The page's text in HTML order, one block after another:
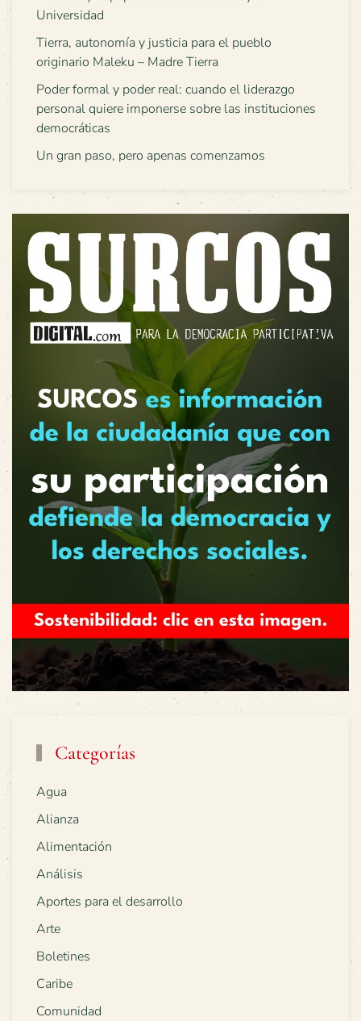
Universidad
Tierra, autonomía y justicia para el pueblo
originario Maleku – Madre Tierra
Poder formal y poder real: cuando el liderazgo
personal quiere imponerse sobre las instituciones
democráticas
Un gran paso, pero apenas comenzamos
Categorías
Agua
Alianza
Alimentación
Análisis
Aportes para el desarrollo
Arte
Boletines
Caribe
Comunidad